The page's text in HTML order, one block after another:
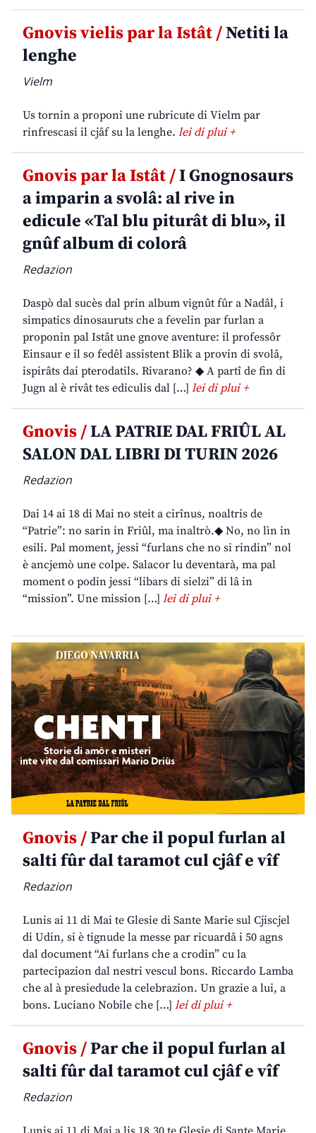
Gnovis vielis par la Istât /Netiti la
lenghe
Vielm
Us tornin a proponi une rubricute di Vielm par
rinfrescasi il cjâf su la lenghe. lei di plui +
Gnovis par la Istât /I Gnognosaurs
a imparin a svolâ: al rive in
edicule «Tal blu piturât di blu», il
gnûf album di colorâ
Redazion
Daspò dal sucès dal prin album vignût fûr a Nadâl, i
simpatics dinosauruts che a fevelin par furlan a
proponin pal Istât une gnove aventure: il professôr
Einsaur e il so fedêl assistent Blik a provin di svolâ,
ispirâts dai pterodatils. Rivarano? ◆ A partî de fin di
Jugn al è rivât tes ediculis dal […] lei di plui +
Gnovis /LA PATRIE DAL FRIÛL AL
SALON DAL LIBRI DI TURIN 2026
Redazion
Dai 14 ai 18 di Mai no steit a cirînus, noaltris de
“Patrie”: no sarin in Friûl, ma inaltrò.◆ No, no lìn in
esili. Pal moment, jessi “furlans che no si rindin” nol
è ancjemò une colpe. Salacor lu deventarà, ma pal
moment o podin jessi “libars di sielzi” di lâ in
“mission”. Une mission […] lei di plui +
Gnovis /Par che il popul furlan al
salti fûr dal taramot cul cjâf e vîf
Redazion
Lunis ai 11 di Mai te Glesie di Sante Marie sul Cjiscjel
di Udin, si è tignude la messe par ricuardâ i 50 agns
dal document “Ai furlans che a crodin” cu la
partecipazion dal nestri vescul bons. Riccardo Lamba
che al à presiedude la celebrazion. Un grazie a lui, a
bons. Luciano Nobile che […] lei di plui +
Gnovis /Par che il popul furlan al
salti fûr dal taramot cul cjâf e vîf
Redazion